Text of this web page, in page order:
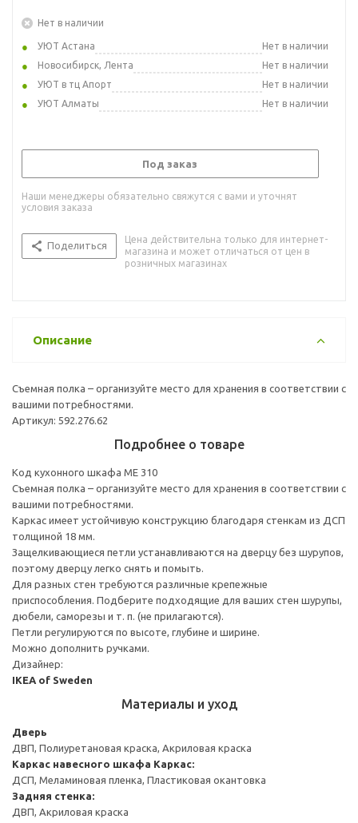
Нет в наличии
УЮТ Астана
Нет в наличии
Новосибирск, Лента
Нет в наличии
УЮТ в тц Апорт
Нет в наличии
УЮТ Алматы
Нет в наличии
Под заказ
Наши менеджеры обязательно свяжутся с вами и уточнят
условия заказа
Поделиться
Цена действительна только для интернет-
магазина и может отличаться от цен в
розничных магазинах
Описание
Съемная полка – организуйте место для хранения в соответствии с
вашими потребностями.
Артикул: 592.276.62
Подробнее о товаре
Код кухонного шкафа ME 310
Съемная полка – организуйте место для хранения в соответствии с
вашими потребностями.
Каркас имеет устойчивую конструкцию благодаря стенкам из ДСП
толщиной 18 мм.
Защелкивающиеся петли устанавливаются на дверцу без шурупов,
поэтому дверцу легко снять и помыть.
Для разных стен требуются различные крепежные
приспособления. Подберите подходящие для ваших стен шурупы,
дюбели, саморезы и т. п. (не прилагаются).
Петли регулируются по высоте, глубине и ширине.
Можно дополнить ручками.
Дизайнер:
IKEA of Sweden
Материалы и уход
Дверь
ДВП, Полиуретановая краска, Акриловая краска
Каркас навесного шкафа Каркас:
ДСП, Меламиновая пленка, Пластиковая окантовка
Задняя стенка:
ДВП, Акриловая краска